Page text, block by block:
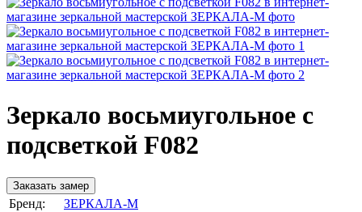
Зеркало восьмиугольное с
подсветкой F082
Заказать замер
Бренд:
ЗЕРКАЛА-М